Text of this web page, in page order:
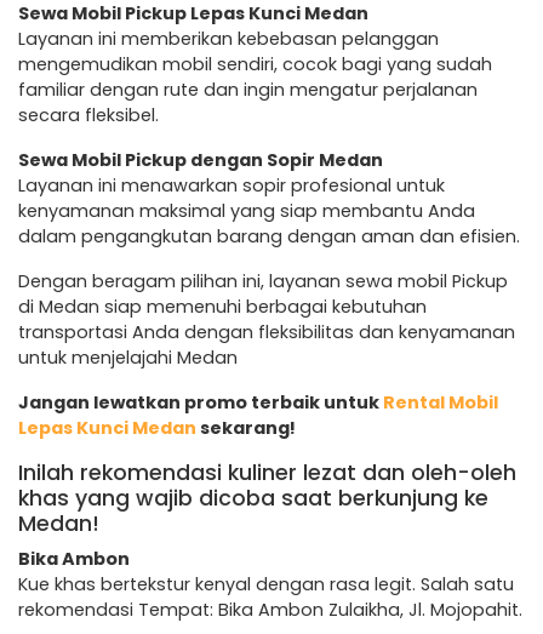
Sewa Mobil Pickup Lepas Kunci Medan
Layanan ini memberikan kebebasan pelanggan
mengemudikan mobil sendiri, cocok bagi yang sudah
familiar dengan rute dan ingin mengatur perjalanan
secara fleksibel.
Sewa Mobil Pickup dengan Sopir Medan
Layanan ini menawarkan sopir profesional untuk
kenyamanan maksimal yang siap membantu Anda
dalam pengangkutan barang dengan aman dan efisien.
Dengan beragam pilihan ini, layanan sewa mobil Pickup
di Medan siap memenuhi berbagai kebutuhan
transportasi Anda dengan fleksibilitas dan kenyamanan
untuk menjelajahi Medan
Jangan lewatkan promo terbaik untuk Rental Mobil
Lepas Kunci Medan sekarang!
Inilah rekomendasi kuliner lezat dan oleh-oleh
khas yang wajib dicoba saat berkunjung ke
Medan!
Bika Ambon
Kue khas bertekstur kenyal dengan rasa legit. Salah satu
rekomendasi Tempat: Bika Ambon Zulaikha, Jl. Mojopahit.